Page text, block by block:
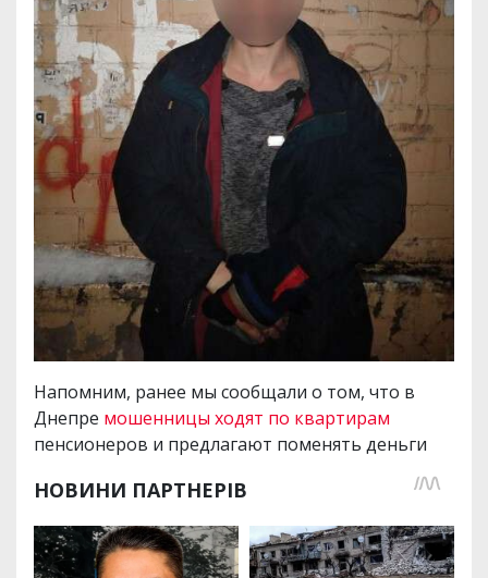
Напомним, ранее мы сообщали о том, что в
Днепре мошенницы ходят по квартирам
пенсионеров и предлагают поменять деньги